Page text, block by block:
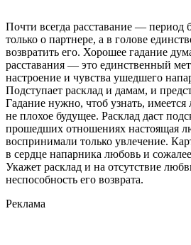
Почти всегда расставание — период
только о партнере, а в голове
возвратить его. Хорошее гадание
расставания — это единственный
настроение и чувства ушедшего
Подступает расклад и дамам, и
Гадание нужно, чтоб узнать,
не плохое будущее. Расклад даст
прошедших отношениях настоящая
воспринимали только увлечение.
в сердце напарника любовь и
Укажет расклад и на отсутствие
неспособность его возврата.
Реклама